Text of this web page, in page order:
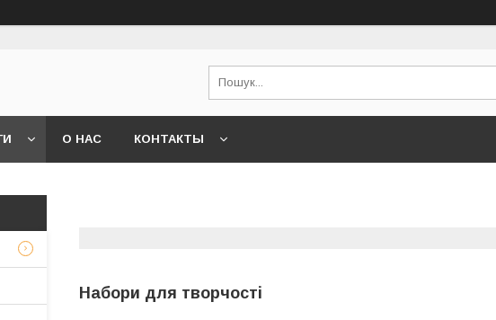
О НАС КОНТАКТЫ
Набори для творчості